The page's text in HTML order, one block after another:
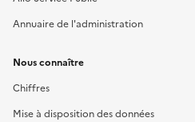
Annuaire de l'administration
Nous connaître
Chiffres
Mise à disposition des données